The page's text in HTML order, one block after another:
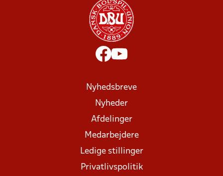
Nyhedsbreve
Nyheder
Afdelinger
Medarbejdere
Ledige stillinger
Privatlivspolitik